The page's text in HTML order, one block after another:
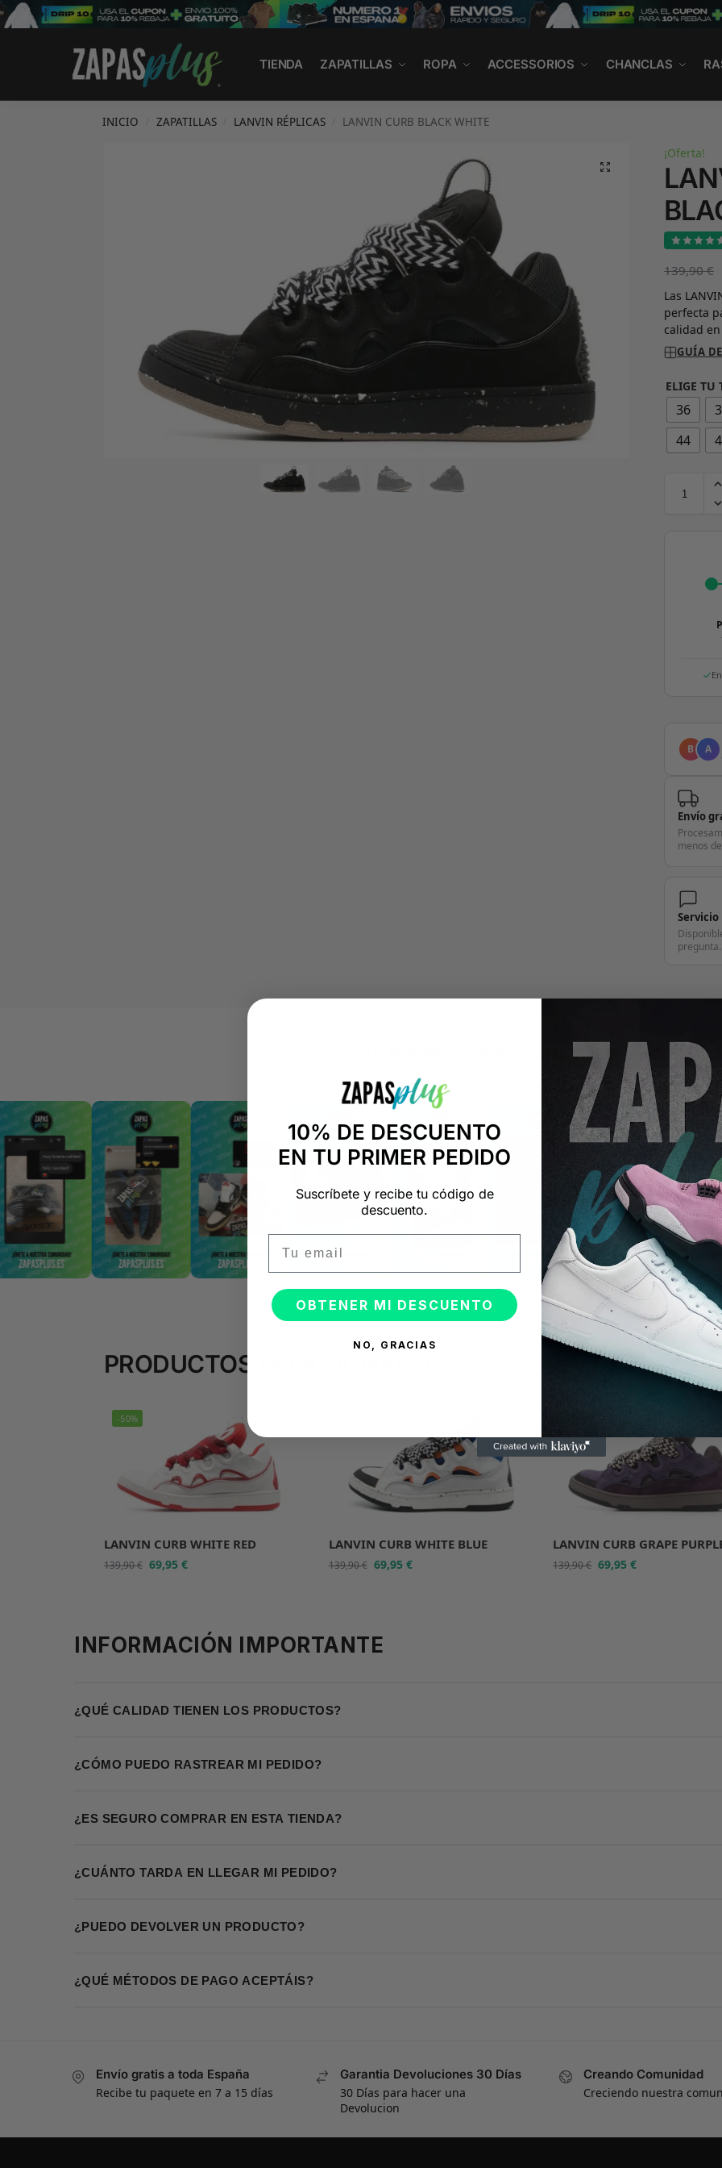
TIENDA ZAPATILLAS ROPA ACCESSORIOS CHANCLAS
Search
INICIO ZAPATILLAS LANVIN RÉPLICAS LANVIN CURB BLACK WHITE
¡Oferta!
139,90€
Las
perfecta
calidad
GUÍA
ELIGE TU
36
44
B A
Envío
menos
Servicio
pregunta.
+14.000 PERSONAS CONFÍAN EN
"Consulta nuestras reseñas y compruébalo tú mismo"
PRODUCTOS RELACIONADOS
-50%
LANVIN CURB WHITE RED
139,90€ 69,95 €
LANVIN CURB WHITE BLUE
139,90€ 69,95 €
LANVIN CURB GRAPE
139,90€ 69,95€
INFORMACIÓN IMPORTANTE
¿QUÉ CALIDAD TIENEN LOS PRODUCTOS?
¿CÓMO PUEDO RASTREAR MI PEDIDO?
¿ES SEGURO COMPRAR EN ESTA TIENDA?
¿CUÁNTO TARDA EN LLEGAR MI PEDIDO?
¿PUEDO DEVOLVER UN PRODUCTO?
¿QUÉ MÉTODOS DE PAGO ACEPTÁIS?
Envío gratis a toda España
Recibe tu paquete en 7 a 15 días
Garantia Devoluciones 30 Días
30 Días para hacer una
Devolucion
Creando Comunidad
Creciendo nuestra
10% DE DESCUENTO
EN TU PRIMER PEDIDO
Suscríbete y recibe tu código de
descuento.
OBTENER MI DESCUENTO
NO, GRACIAS